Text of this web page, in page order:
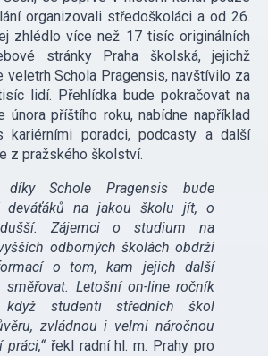
organizovali středoškoláci a od 26.
zhlédlo více než 17 tisíc originálních
stránky Praha školská, jejichž
veletrh Schola Pragensis, navštívilo za
lidí. Přehlídka bude pokračovat na
února příštího roku, nabídne například
kariérními poradci, podcasty a další
z pražského školství.
díky Schole Pragensis bude
deváťáků na jakou školu jít, o
Zájemci o studium na
odborných školách obdrží
o tom, kam jejich další
směřovat. Letošní on-line ročník
studenti středních škol
zvládnou i velmi náročnou
práci,“ řekl radní hl. m. Prahy pro